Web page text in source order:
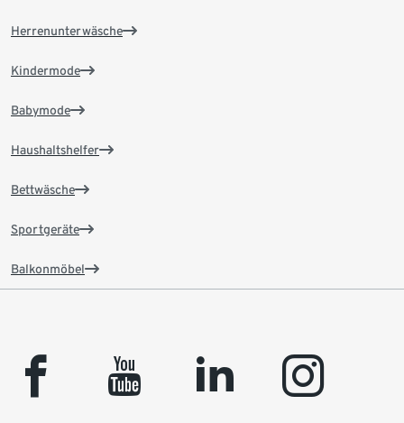
Herrenunterwäsche
Kindermode
Babymode
Haushaltshelfer
Bettwäsche
Sportgeräte
Balkonmöbel
facebook youtube linkedin instagram